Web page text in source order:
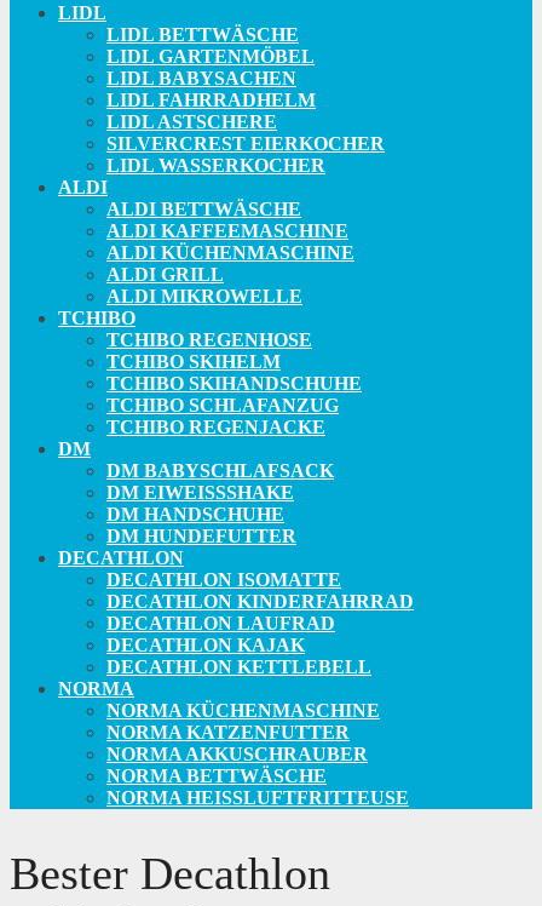
LIDL
LIDL BETTWÄSCHE
LIDL GARTENMÖBEL
LIDL BABYSACHEN
LIDL FAHRRADHELM
LIDL ASTSCHERE
SILVERCREST EIERKOCHER
LIDL WASSERKOCHER
ALDI
ALDI BETTWÄSCHE
ALDI KAFFEEMASCHINE
ALDI KÜCHENMASCHINE
ALDI GRILL
ALDI MIKROWELLE
TCHIBO
TCHIBO REGENHOSE
TCHIBO SKIHELM
TCHIBO SKIHANDSCHUHE
TCHIBO SCHLAFANZUG
TCHIBO REGENJACKE
DM
DM BABYSCHLAFSACK
DM EIWEISSSHAKE
DM HANDSCHUHE
DM HUNDEFUTTER
DECATHLON
DECATHLON ISOMATTE
DECATHLON KINDERFAHRRAD
DECATHLON LAUFRAD
DECATHLON KAJAK
DECATHLON KETTLEBELL
NORMA
NORMA KÜCHENMASCHINE
NORMA KATZENFUTTER
NORMA AKKUSCHRAUBER
NORMA BETTWÄSCHE
NORMA HEISSLUFTFRITTEUSE
Bester Decathlon